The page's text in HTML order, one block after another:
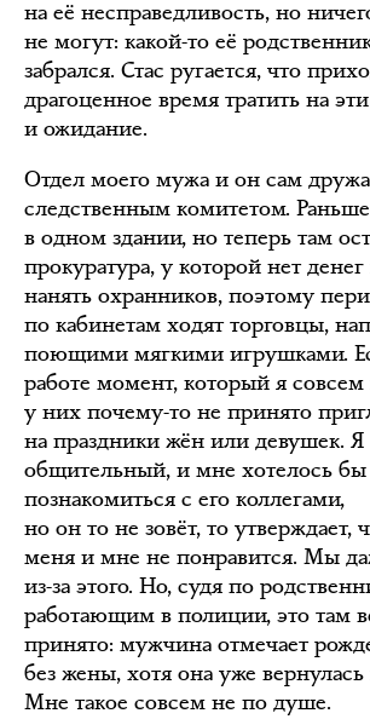
на её несправедливость, но
не могут: какой-то её
забрался. Стас ругается, что
драгоценное время тратить на
и ожидание.
Отдел моего мужа и он сам
следственным комитетом.
в одном здании, но теперь там
прокуратура, у которой нет
нанять охранников, поэтому
по кабинетам ходят торговцы,
поющими мягкими игрушками.
работе момент, который я
у них почему-то не принято
на праздники жён или девушек. Я
общительный, и мне хотелось бы
познакомиться с его коллегами,
но он то не зовёт, то утверждает,
меня и мне не понравится. Мы
из-за этого. Но, судя по
работающим в полиции, это там
принято: мужчина отмечает
без жены, хотя она уже
Мне такое совсем не по душе.